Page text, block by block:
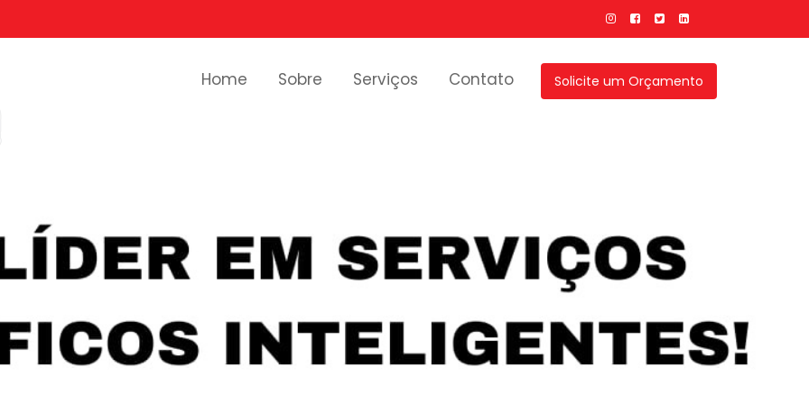
Solicite um Orçamento
Home Sobre Serviços Contato